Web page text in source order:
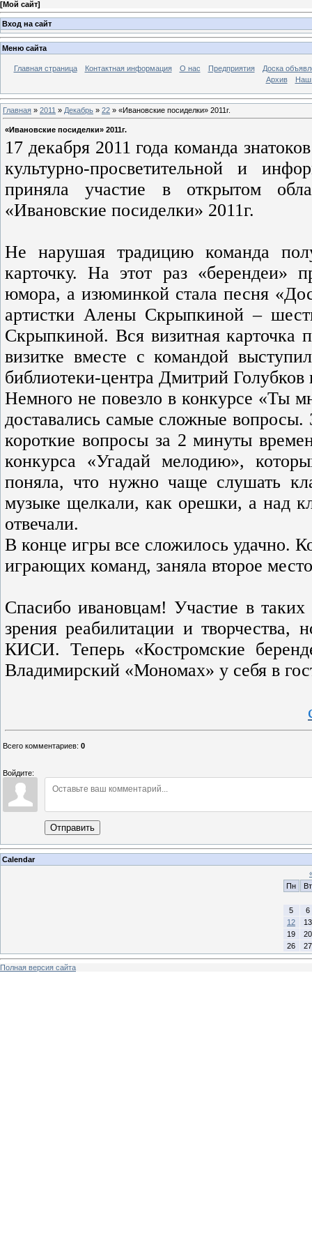
[Мой сайт]
Вход на сайт
Меню сайта
Главная страница Контактная информация О нас Предприятия
Доска
Архив
Главная » 2011 » Декабрь » 22 » «Ивановские посиделки» 2011г.
«Ивановские посиделки» 2011г.
17 декабря 2011 года команда
культурно-просветительной и
приняла участие в открытом
«Ивановские посиделки» 2011г.
Не нарушая традицию команда
карточку. На этот раз «берендеи»
юмора, а изюминкой стала песня
артистки Алены Скрыпкиной –
Скрыпкиной. Вся визитная карточка
визитке вместе с командой
библиотеки-центра Дмитрий
Немного не повезло в конкурсе «Ты
доставались самые сложные
короткие вопросы за 2 минуты
конкурса «Угадай мелодию»,
поняла, что нужно чаще слушать
музыке щелкали, как орешки, а над
отвечали.
В конце игры все сложилось удачно.
играющих команд, заняла второе
Спасибо ивановцам! Участие в
зрения реабилитации и творчества,
КИСИ. Теперь «Костромские
Владимирский «Мономах» у себя в
Всего комментариев: 0
Войдите:
Отправить
Calendar
Пн
Вт
5
6
12
13
19
20
26
27
Полная версия сайта